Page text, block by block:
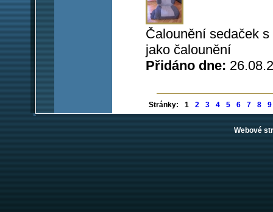
Čalounění sedaček
jako čalounění
Přidáno dne:
Stránky: 1 2 3 4 5 6 7 8 9
Webové